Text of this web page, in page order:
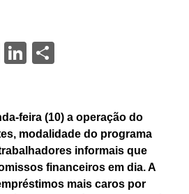
LinkedIn
Share
feira (10) a operação do
modalidade do programa
informais que
financeiros em dia. A
mais caros por